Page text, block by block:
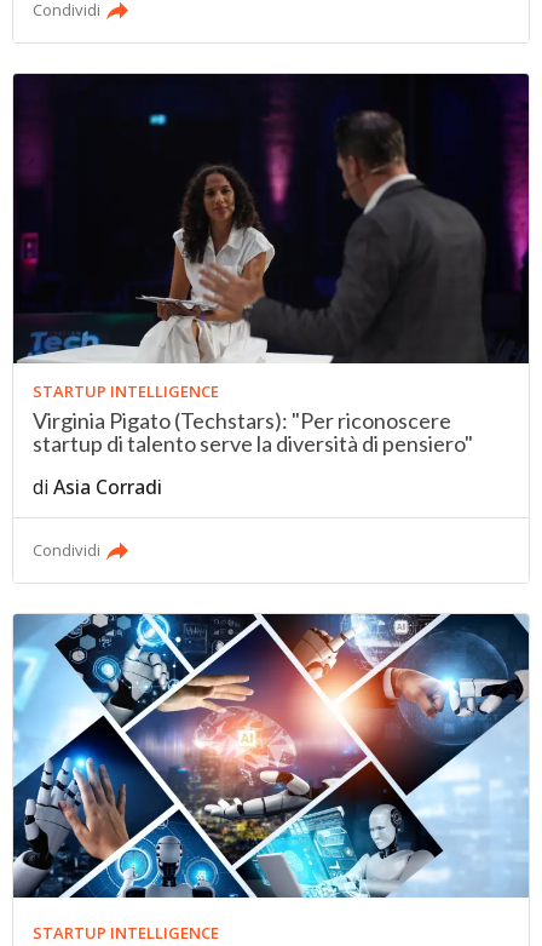
Condividi
STARTUP INTELLIGENCE
Virginia Pigato (Techstars): "Per riconoscere
startup di talento serve la diversità di pensiero"
diAsia Corradi
Condividi
STARTUP INTELLIGENCE